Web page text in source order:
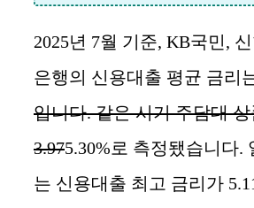
2025년 7월 기준, KB국민,
은행의 신용대출 평균 금리
입니다. 같은 시기 주담대
3.975.30%로 측정됐습니다.
는 신용대출 최고 금리가